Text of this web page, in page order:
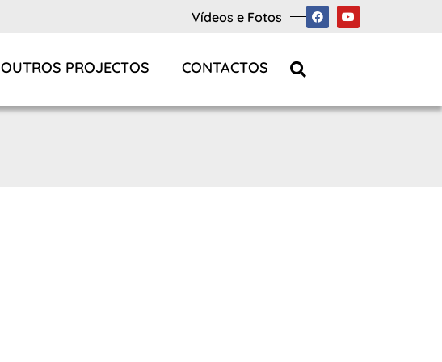
Vídeos e Fotos
OUTROS PROJECTOS CONTACTOS